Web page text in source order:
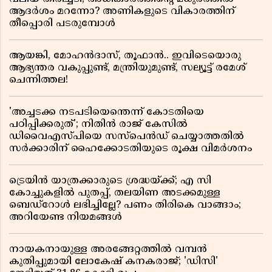
ആദർശം മറന്നോ? അണികളുടെ വികാരത്തിന്
തീപ്പൊരി പടരുമ്പോൾ
ആയങ്കി, മോഹൻദാസ്, തൂഫാൻ.. ഇവിടെയൊരു
ആഭ്യന്തര വകുപ്പുണ്ട്, മന്ത്രിയുമുണ്ട്, സല്യൂട്ട് രമേശ്‌
ചെന്നിത്തല!
'അച്ചടക്ക നടപടിയെന്തെന്ന് കോടതിയെ
പഠിപ്പിക്കരുത്'; നിതിൻ രാജ് കേസിൽ
ഡിവൈഎസ്പിയെ സസ്പെൻഡ് ചെയ്യാത്തതിൽ
സർക്കാരിന് ഹൈക്കോടതിയുടെ രൂക്ഷ വിമർശനം
ട്രെയിൻ യാത്രക്കാരുടെ ശ്രദ്ധയ്ക്ക്; എ സി
കോച്ചുകളിൽ പുതപ്പ്, തലയിണ അടക്കമുള്ള
ബെഡ്റോൾ ലഭിച്ചില്ലേ? പണം തിരികെ വാങ്ങാം;
അറിയേണ്ട നിയമങ്ങൾ
നായകനായുള്ള അരങ്ങേറ്റത്തിൽ വമ്പൻ
കുതിപ്പുമായി ലോകേഷ് കനകരാജ്; 'ഡിസി'